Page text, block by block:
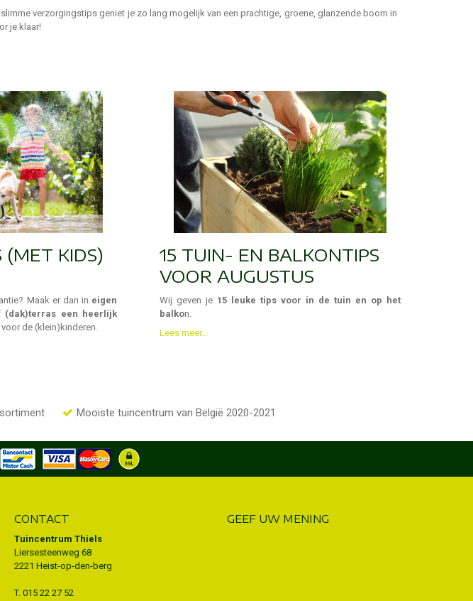
verzorgingstips geniet je zo lang mogelijk van een prachtige, groene, glanzende boom in
je klaar!
(MET KIDS)
Maak er dan in eigen
een heerlijk
de (klein)kinderen.
15 TUIN- EN BALKONTIPS
VOOR AUGUSTUS
Wij geven je 15 leuke tips voor in de tuin en op het
balkon.
Lees meer...
Mooiste tuincentrum van België 2020-2021
CONTACT
Tuincentrum Thiels
Liersesteenweg 68
2221 Heist-op-den-berg
T. 015 22 27 52
GEEF UW MENING